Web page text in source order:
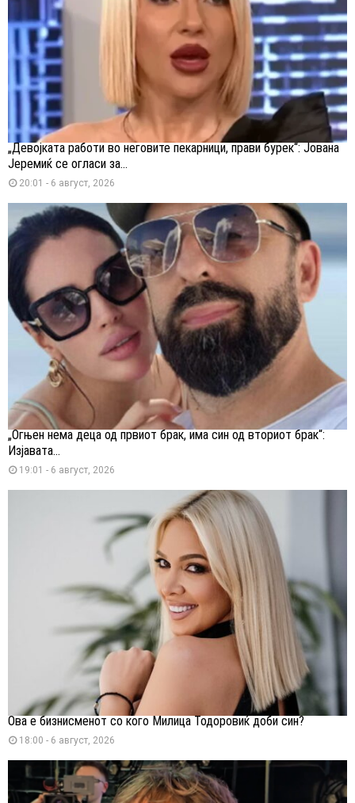
„Девојката работи во неговите пекарници, прави бурек“: Јована
Јеремиќ се огласи за...
20:01 - 6 август, 2026
„Огњен нема деца од првиот брак, има син од вториот брак“:
Изјавата...
19:01 - 6 август, 2026
Ова е бизнисменот со кого Милица Тодоровиќ доби син?
18:00 - 6 август, 2026